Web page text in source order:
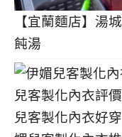
【宜蘭麵店】湯
飩湯